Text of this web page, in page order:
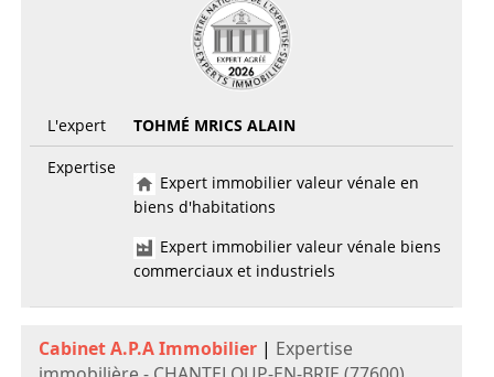
L'expert
TOHMÉ MRICS ALAIN
Expertise
Expert immobilier valeur vénale en
biens d'habitations
Expert immobilier valeur vénale biens
commerciaux et industriels
Cabinet A.P.A Immobilier| Expertise